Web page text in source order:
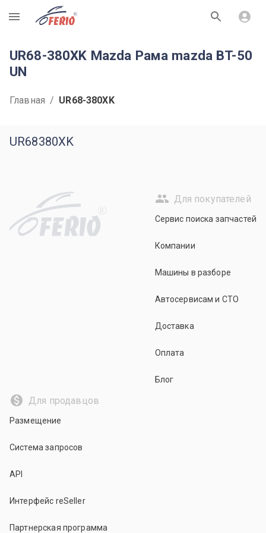
R
UR68-380XK Mazda Рама mazda BT-50
UN
Главная / UR68-380XK
UR68380XK
R
Для покупателей
Сервис поиска запчастей
Компании
Машины в разборе
Автосервисам и СТО
Доставка
Оплата
Блог
Для продавцов
Размещение
Система запросов
API
Интерфейс reSeller
Партнерская программа